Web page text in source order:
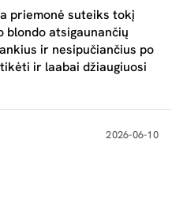
priemonė suteiks tokį
blondo atsigaunančių
ir nesipučiančius po
ir laabai džiaugiuosi
2026-06-10